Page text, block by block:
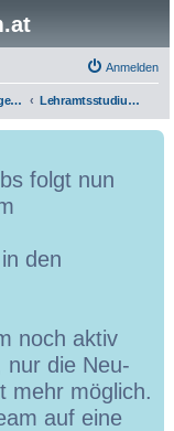
Anmelden
Vorlesungen, Übungen, Grundkurse, Seminare & Co. Lehramtsstudium Geschichte und Sozialkunde
folgt nun
den
noch aktiv
nur die Neu-
mehr möglich.
auf eine